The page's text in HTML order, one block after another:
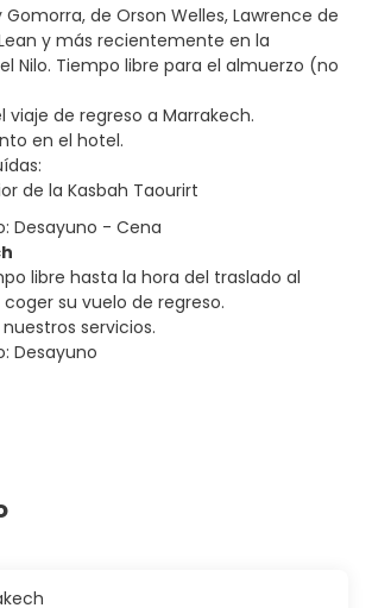
de Orson Welles, Lawrence de
y más recientemente en la
Nilo. Tiempo libre para el almuerzo (no
de regreso a Marrakech.
en el hotel.
de la Kasbah Taourirt
Desayuno - Cena
libre hasta la hora del traslado al
su vuelo de regreso.
servicios.
Desayuno